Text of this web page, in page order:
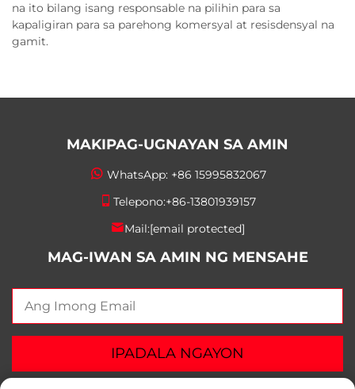
na ito bilang isang responsable na pilihin para sa
kapaligiran para sa parehong komersyal at resisdensyal na
gamit.
MAKIPAG-UGNAYAN SA AMIN
WhatsApp: +86 15995832067
Telepono:+86-13801939157
Mail:[email protected]
MAG-IWAN SA AMIN NG MENSAHE
IPADALA NGAYON